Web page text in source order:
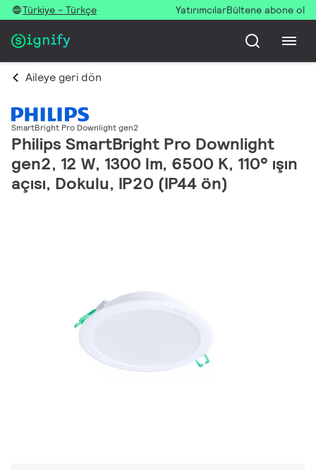
Türkiye - Türkçe YatırımcılarBültene abone ol
Aileye geri dön
SmartBright Pro Downlight gen2
Philips SmartBright Pro Downlight
gen2, 12 W, 1300 lm, 6500 K, 110° ışın
açısı, Dokulu, IP20 (IP44 ön)